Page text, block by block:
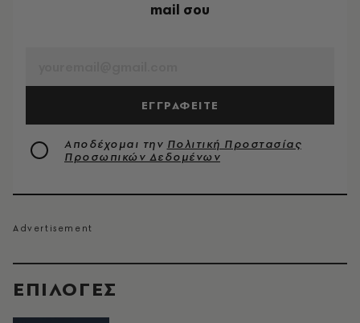
EΠΙΛΟΓΈΣ
mail σου
ΕΓΓΡΑΦΕΙΤΕ
Αποδέχομαι την Πολιτική Προστασίας
Προσωπικών Δεδομένων